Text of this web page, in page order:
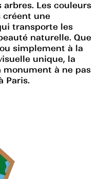
Les couleurs
créent une
transporte les
naturelle. Que
simplement à la
unique, la
monument à ne pas
Paris.